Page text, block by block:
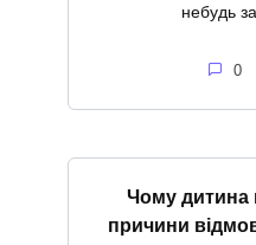
небудь
0
Чому дитина
причини